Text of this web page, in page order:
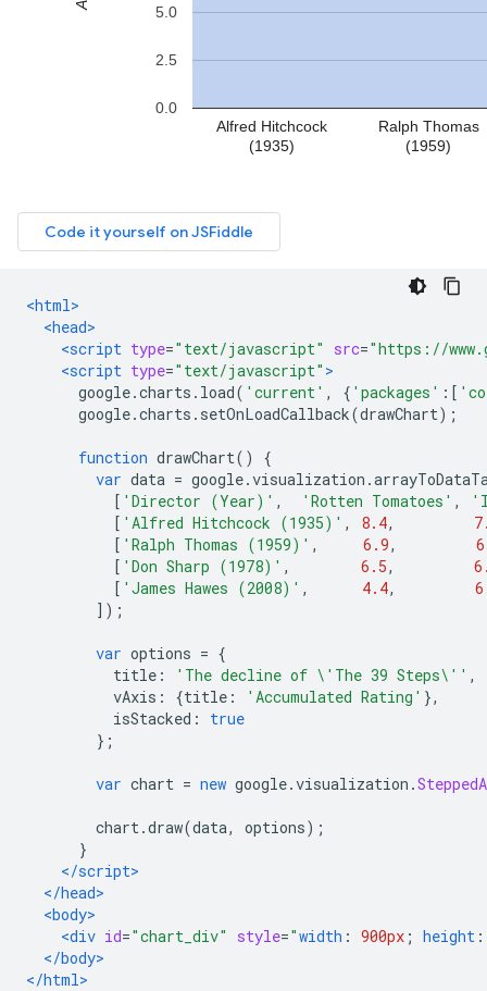
<html>
<head>
<script type="text/javascript" src="https://
<script type="text/javascript" >
google.charts . load( 'current' , { 'packages' :[
google.charts . setOnLoadCallback(drawChart);
function drawChart()
{
var data = google.visualization .
[ 'Director (Year)' , 'Rotten Tomatoes' ,
[ 'Alfred Hitchcock (1935)' , 8.4,
[ 'Ralph Thomas (1959)' , 6.9,
[ 'Don Sharp (1978)' , 6.5,
[ 'James Hawes (2008)' , 4.4,
]);
var options = {
title : 'The decline of \'The 39 Steps\'' ,
vAxis : {title : 'Accumulated Rating' },
isStacked :
true
};
var chart = new google.visualization .
chart.draw(data, options);
}
</script>
</head>
<body>
<div id="chart_div" style="width : 900px ; height :
</body>
</html>